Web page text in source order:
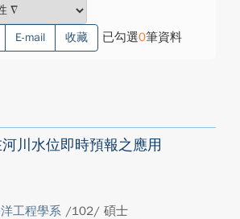
E-mail 收藏 已勾選0筆資料
川水位即時預報之應用
工程學系 /102/ 碩士